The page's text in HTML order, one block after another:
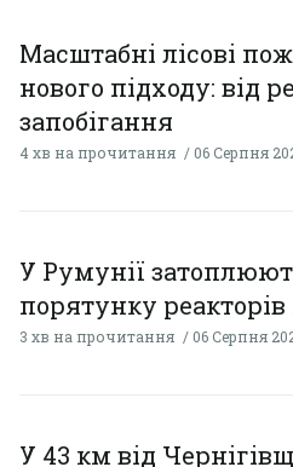
Масштабні лісові
нового підходу: від
запобігання
4 хв на прочитання 06 Серпня
У Румунії
порятунку
3 хв на прочитання 06 Серпня
У 43 км від